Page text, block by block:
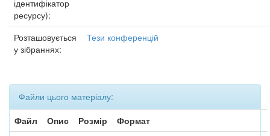
ідентифікатор
ресурсу):
Розташовується
у зібраннях:
Тези конференцій
Файли цього матеріалу:
Файл
Опис Розмір
Формат